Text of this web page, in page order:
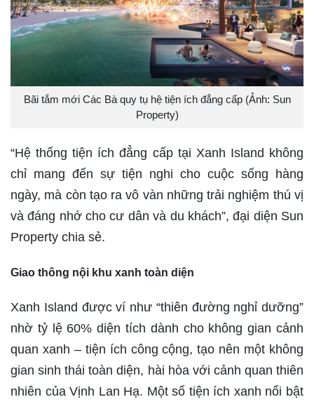
Bãi tắm mới Các Bà quy tụ hệ tiện ích đẳng cấp (Ảnh: Sun
Property)
“Hệ thống tiện ích đẳng cấp tại Xanh Island không
chỉ mang đến sự tiện nghi cho cuộc sống hàng
ngày, mà còn tạo ra vô vàn những trải nghiệm thú vị
và đáng nhớ cho cư dân và du khách”, đại diện Sun
Property chia sẻ.
Giao thông nội khu xanh toàn diện
Xanh Island được ví như “thiên đường nghỉ dưỡng”
nhờ tỷ lệ 60% diện tích dành cho không gian cảnh
quan xanh – tiện ích công cộng, tạo nên một không
gian sinh thái toàn diện, hài hòa với cảnh quan thiên
nhiên của Vịnh Lan Hạ. Một số tiện ích xanh nổi bật